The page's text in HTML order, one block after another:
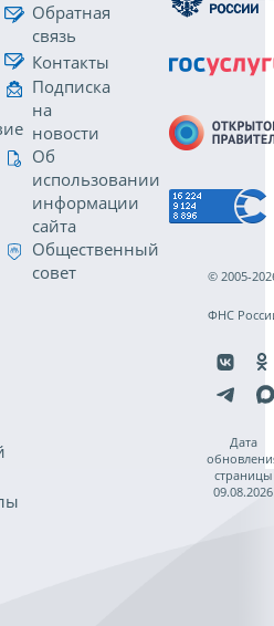
Обратная
связь
Контакты
Подписка
на
новости
Об
использовании
информации
сайта
Общественный
совет
© 2005-
ФНС
Дата
страницы
09.08.2026